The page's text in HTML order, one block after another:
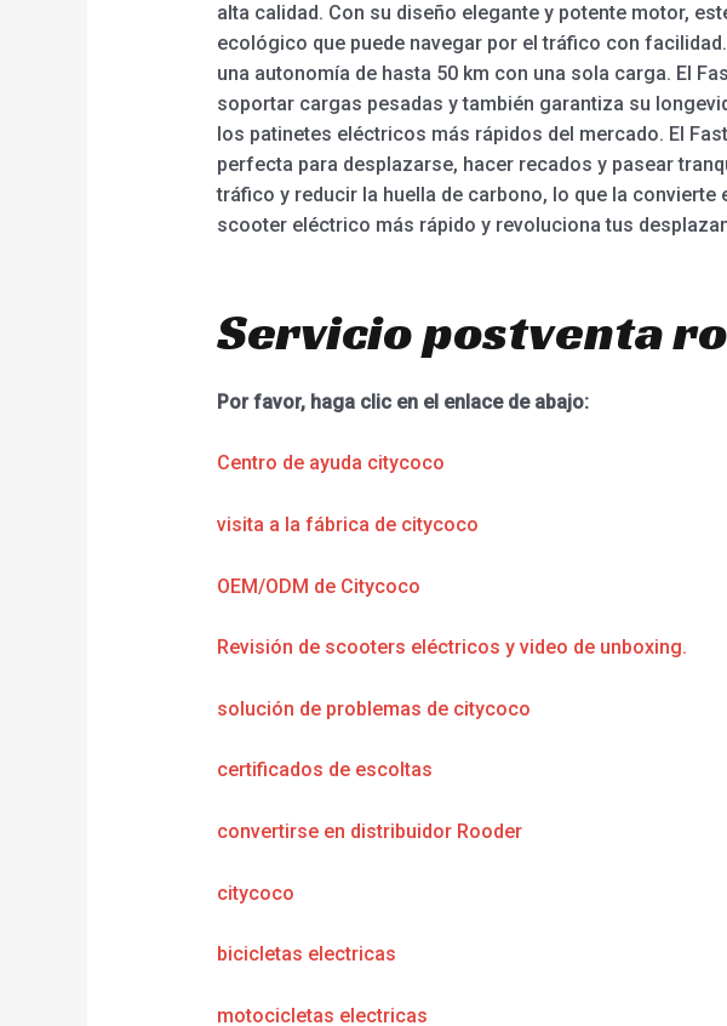
alta calidad. Con su diseño elegante y potente motor,
ecológico que puede navegar por el tráfico con
una autonomía de hasta 50 km con una sola carga. El
soportar cargas pesadas y también garantiza su
los patinetes eléctricos más rápidos del mercado. El
perfecta para desplazarse, hacer recados y pasear
tráfico y reducir la huella de carbono, lo que la convierte
scooter eléctrico más rápido y revoluciona tus
Servicio postventa
Por favor, haga clic en el enlace de abajo:
Centro de ayuda citycoco
visita a la fábrica de citycoco
OEM/ODM de Citycoco
Revisión de scooters eléctricos y video de unboxing.
solución de problemas de citycoco
certificados de escoltas
convertirse en distribuidor Rooder
citycoco
bicicletas electricas
motocicletas electricas